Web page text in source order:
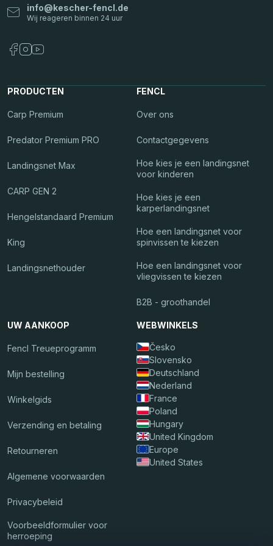
info@kescher-fencl.de
PRODUCTEN
Carp Premium
Predator Premium PRO
Landingsnet Max
CARP GEN 2
Hengelstandaard Premium
King
Landingsnethouder
FENCL
Over ons
Contactgegevens
Hoe kies je een landingsnet
voor kinderen
Hoe kies je een
karperlandingsnet
Hoe een landingsnet voor
spinvissen te kiezen
Hoe een landingsnet voor
vliegvissen te kiezen
B2B - groothandel
UW AANKOOP
Fencl Treueprogramm
Mijn bestelling
Winkelgids
Verzending en betaling
Retourneren
Algemene voorwaarden
Privacybeleid
Voorbeeldformulier voor
herroeping
WEBWINKELS
Česko
Slovensko
Deutschland
Nederland
France
Poland
Hungary
United Kingdom
Europe
United States